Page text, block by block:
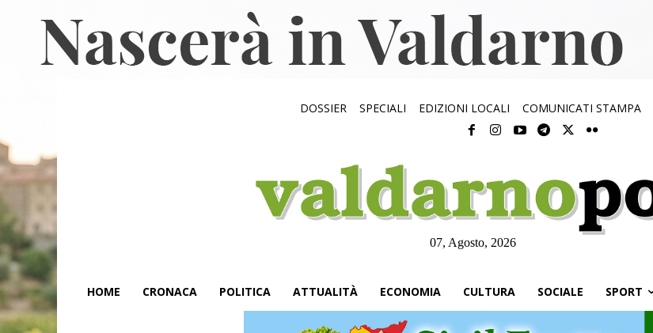
DOSSIER SPECIALI EDIZIONI LOCALI COMUNICATI STAMPA
07, Agosto, 2026
HOME CRONACA POLITICA ATTUALITÀ ECONOMIA CULTURA SOCIALE SPORT